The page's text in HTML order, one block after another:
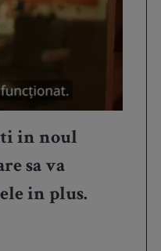
in noul
sa va
in plus.